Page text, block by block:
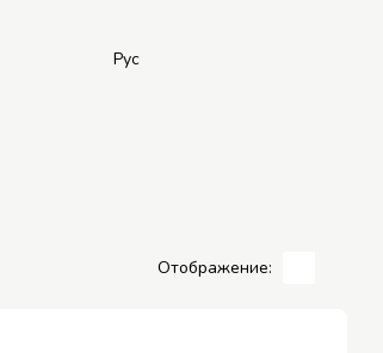
Рус
Отображение: